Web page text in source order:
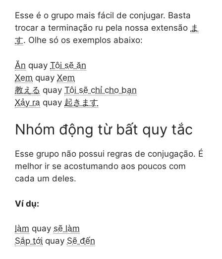
Esse é o grupo mais fácil de conjugar. Basta
trocar a terminação ru pela nossa extensão ま
す. Olhe só os exemplos abaixo:
Ăn quay Tôi sẽ ăn
Xem quay Xem
教える quay Tôi sẽ chỉ cho bạn
Xảy ra quay 起きます
Nhóm động từ bất quy tắc
Esse grupo não possui regras de conjugação. É
melhor ir se acostumando aos poucos com
cada um deles.
Ví dụ:
làm quay sẽ làm
Sắp tới quay Sẽ đến